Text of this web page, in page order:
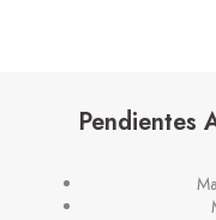
Pendientes